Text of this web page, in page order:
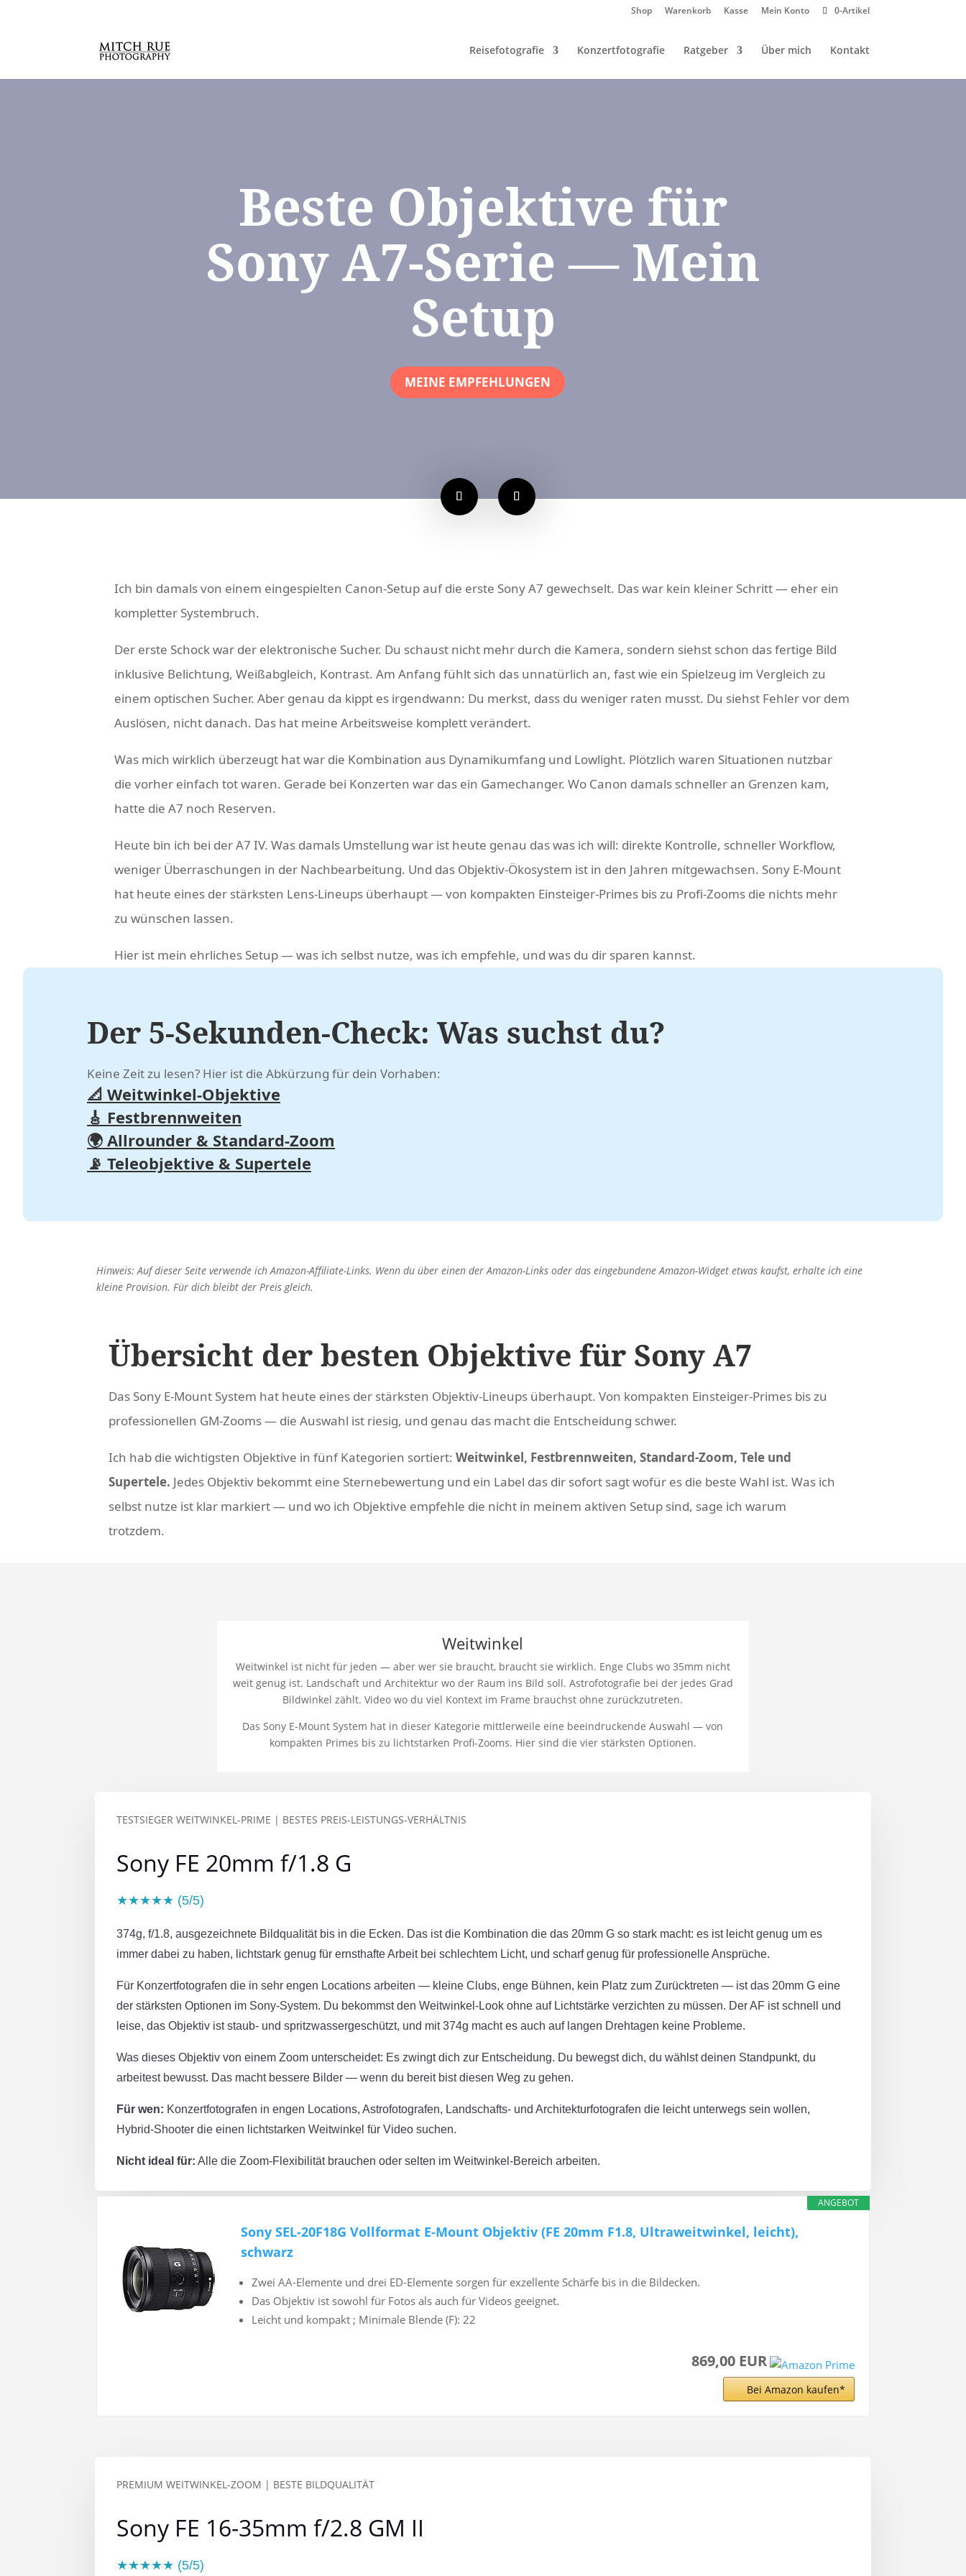
Shop Warenkorb Kasse Mein Konto 0-Artikel
Reisefotografie Konzertfotografie Ratgeber Über mich Kontakt
Beste Objektive für
Sony A7-Serie — Mein
Setup
MEINE EMPFEHLUNGEN
Ich bin damals von einem eingespielten Canon-Setup auf die erste Sony A7 gewechselt. Das war kein kleiner Schritt — eher ein
kompletter Systembruch.
Der erste Schock war der elektronische Sucher. Du schaust nicht mehr durch die Kamera, sondern siehst schon das fertige Bild
inklusive Belichtung, Weißabgleich, Kontrast. Am Anfang fühlt sich das unnatürlich an, fast wie ein Spielzeug im Vergleich zu
einem optischen Sucher. Aber genau da kippt es irgendwann: Du merkst, dass du weniger raten musst. Du siehst Fehler vor dem
Auslösen, nicht danach. Das hat meine Arbeitsweise komplett verändert.
Was mich wirklich überzeugt hat war die Kombination aus Dynamikumfang und Lowlight. Plötzlich waren Situationen nutzbar
die vorher einfach tot waren. Gerade bei Konzerten war das ein Gamechanger. Wo Canon damals schneller an Grenzen kam,
hatte die A7 noch Reserven.
Heute bin ich bei der A7 IV. Was damals Umstellung war ist heute genau das was ich will: direkte Kontrolle, schneller Workflow,
weniger Überraschungen in der Nachbearbeitung. Und das Objektiv-Ökosystem ist in den Jahren mitgewachsen. Sony E-Mount
hat heute eines der stärksten Lens-Lineups überhaupt — von kompakten Einsteiger-Primes bis zu Profi-Zooms die nichts mehr
zu wünschen lassen.
Hier ist mein ehrliches Setup — was ich selbst nutze, was ich empfehle, und was du dir sparen kannst.
Der 5-Sekunden-Check: Was suchst du?
Keine Zeit zu lesen? Hier ist die Abkürzung für dein Vorhaben:
📐 Weitwinkel-Objektive
🎸 Festbrennweiten
🌍 Allrounder & Standard-Zoom
📡 Teleobjektive & Supertele
Hinweis: Auf dieser Seite verwende ich Amazon-Affiliate-Links. Wenn du über einen der Amazon-Links oder das eingebundene Amazon-Widget etwas kaufst, erhalte ich eine
kleine Provision. Für dich bleibt der Preis gleich.
Übersicht der besten Objektive für Sony A7
Das Sony E-Mount System hat heute eines der stärksten Objektiv-Lineups überhaupt. Von kompakten Einsteiger-Primes bis zu
professionellen GM-Zooms — die Auswahl ist riesig, und genau das macht die Entscheidung schwer.
Ich hab die wichtigsten Objektive in fünf Kategorien sortiert:Weitwinkel, Festbrennweiten, Standard-Zoom, Tele und
Supertele. Jedes Objektiv bekommt eine Sternebewertung und ein Label das dir sofort sagt wofür es die beste Wahl ist. Was ich
selbst nutze ist klar markiert — und wo ich Objektive empfehle die nicht in meinem aktiven Setup sind, sage ich warum
trotzdem.
Weitwinkel
Weitwinkel ist nicht für jeden — aber wer sie braucht, braucht sie wirklich. Enge Clubs wo 35mm nicht
weit genug ist. Landschaft und Architektur wo der Raum ins Bild soll. Astrofotografie bei der jedes Grad
Bildwinkel zählt. Video wo du viel Kontext im Frame brauchst ohne zurückzutreten.
Das Sony E-Mount System hat in dieser Kategorie mittlerweile eine beeindruckende Auswahl — von
kompakten Primes bis zu lichtstarken Profi-Zooms. Hier sind die vier stärksten Optionen.
TESTSIEGER WEITWINKEL-PRIME | BESTES PREIS-LEISTUNGS-VERHÄLTNIS
Sony FE 20mm f/1.8 G
★★★★★ (5/5)
374g, f/1.8, ausgezeichnete Bildqualität bis in die Ecken. Das ist die Kombination die das 20mm G so stark macht: es ist leicht genug um es
immer dabei zu haben, lichtstark genug für ernsthafte Arbeit bei schlechtem Licht, und scharf genug für professionelle Ansprüche.
Für Konzertfotografen die in sehr engen Locations arbeiten — kleine Clubs, enge Bühnen, kein Platz zum Zurücktreten — ist das 20mm G eine
der stärksten Optionen im Sony-System. Du bekommst den Weitwinkel-Look ohne auf Lichtstärke verzichten zu müssen. Der AF ist schnell und
leise, das Objektiv ist staub- und spritzwassergeschützt, und mit 374g macht es auch auf langen Drehtagen keine Probleme.
Was dieses Objektiv von einem Zoom unterscheidet: Es zwingt dich zur Entscheidung. Du bewegst dich, du wählst deinen Standpunkt, du
arbeitest bewusst. Das macht bessere Bilder — wenn du bereit bist diesen Weg zu gehen.
Für wen: Konzertfotografen in engen Locations, Astrofotografen, Landschafts- und Architekturfotografen die leicht unterwegs sein wollen,
Hybrid-Shooter die einen lichtstarken Weitwinkel für Video suchen.
Nicht ideal für: Alle die Zoom-Flexibilität brauchen oder selten im Weitwinkel-Bereich arbeiten.
ANGEBOT
Sony SEL-20F18G Vollformat E-Mount Objektiv (FE 20mm F1.8, Ultraweitwinkel, leicht),
schwarz
Zwei AA-Elemente und drei ED-Elemente sorgen für exzellente Schärfe bis in die Bildecken.
Das Objektiv ist sowohl für Fotos als auch für Videos geeignet.
Leicht und kompakt ; Minimale Blende (F): 22
869,00 EUR
Bei Amazon kaufen*
PREMIUM WEITWINKEL-ZOOM | BESTE BILDQUALITÄT
Sony FE 16-35mm f/2.8 GM II
★★★★★ (5/5)